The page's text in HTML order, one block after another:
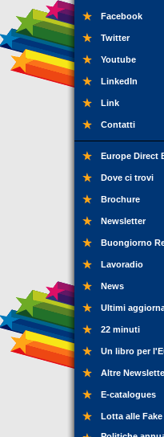
Facebook
Twitter
Youtube
LinkedIn
Link
Contatti
Europe Direct
Dove ci trovi
Brochure
Newsletter
Buongiorno
Lavoradio
News
Ultimi
22 minuti
Un libro per
Altre
E-catalogues
Lotta alle Fake